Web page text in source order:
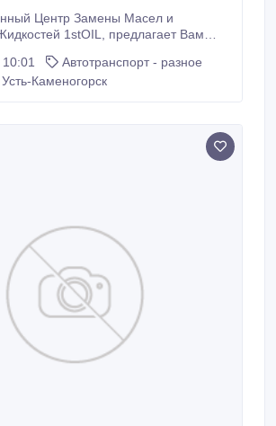
Центр Замены Масел и
1stOIL, предлагает Вам
такие марки брендовых масел
energy, Shell,
Автотранспорт - разное
Каменогорск